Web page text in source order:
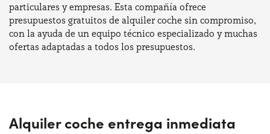
particulares y empresas. Esta compañía ofrece
presupuestos gratuitos de alquiler coche sin compromiso,
con la ayuda de un equipo técnico especializado y muchas
ofertas adaptadas a todos los presupuestos.
Alquiler coche entrega inmediata